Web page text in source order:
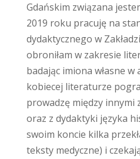
Gdańskim związana
2019 roku pracuję na
dydaktycznego w
obroniłam w zakresie
badając imiona własne
kobiecej literaturze
prowadzę między innymi
oraz z dydaktyki języka
swoim koncie kilka
teksty medyczne) i